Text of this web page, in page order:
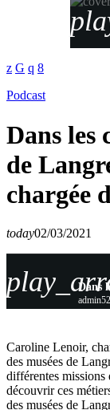
Podcast
Dans les
de
chargée
today02/03/2021
admin52
Caroline Lenoir,
des musées de
différentes missions
découvrir ces
des musées de